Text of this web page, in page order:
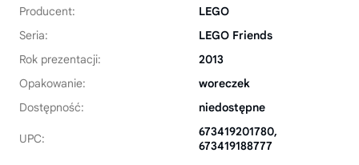
Producent:
LEGO
Seria:
LEGO Friends
Rok prezentacji:
2013
Opakowanie:
woreczek
Dostępność:
niedostępne
UPC:
673419201780,
673419188777